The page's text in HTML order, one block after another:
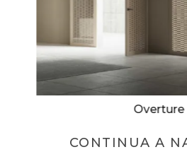
Overture
CONTINUA A